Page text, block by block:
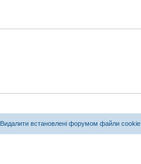
Видалити встановлені форумом файли cookie